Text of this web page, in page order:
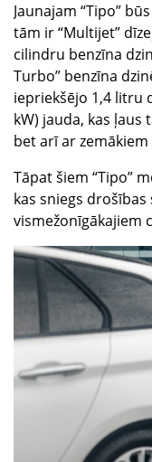
Jaunajam “Tipo”
tām ir “Multijet”
cilindru benzīna
Turbo” benzīna
iepriekšējo 1,4 litru
kW) jauda, kas
bet arī ar zemākiem
Tāpat šiem “Tipo”
kas sniegs
vismežonīgākajiem